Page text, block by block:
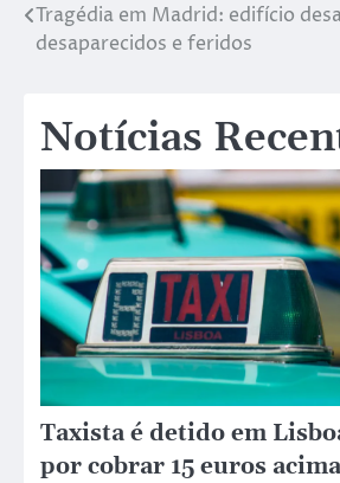
Tragédia em Madrid: edifício
desaparecidos e feridos
Notícias
Taxista é detido em
por cobrar 15 euros